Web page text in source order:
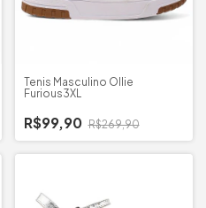
Tenis Masculino Ollie
Furious3XL
R$99,90 R$269,90